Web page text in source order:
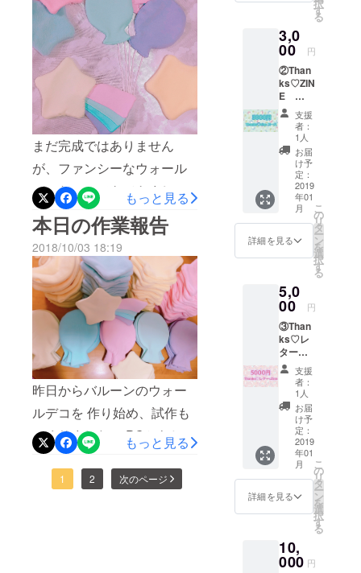
りです。 カラーは（仮）
で！！
まだ完成ではありません
が、ファンシーなウォール
デコだいぶできてきまし
た！！ 今日は限定ぬいぐる
みの型紙も作ったので、は
やく公開できるといいで
す！
もっと見る
本日の作業報告
2018/10/03 18:19
昨日からバルーンのウォー
ルデコを 作り始め、試作も
つくりました！ PCからじゃ
ないと何枚も写真載せられ
ないんですね。。 今回はベ
もっと見る
1 2 次のページ
きま
ちらを
お店に
持参し
ていた
だくと
いいこ
とある
も…！
？ （レ
ターで
はなく
メール
をご希
望の方
はメー
ルでの
択
す
る
3,0
00 円
②Than
ks♡ZIN
E
3000円
皆様の
ご支援
でお店
ができ
るまで
の過程
を まと
めたか
わいい
ZINEを
制作し
ます。
にはご
支援者
さまの
お名前
（匿名
可）も
入れさ
せてい
ただく
予定で
支援
者：
1人
お届
け予
定：
2019
年01
月
詳細を見る
こ
の
リ
タ
ー
ン
を
選
択
す
る
5,0
00 円
③Than
ks♡レ
ター＆
ZINE
5000円
①と②
がセッ
トに
なった
もので
す。
支援
者：
1人
お届
け予
定：
2019
年01
月
詳細を見る
こ
の
リ
タ
ー
ン
を
選
択
す
る
10,
000 円